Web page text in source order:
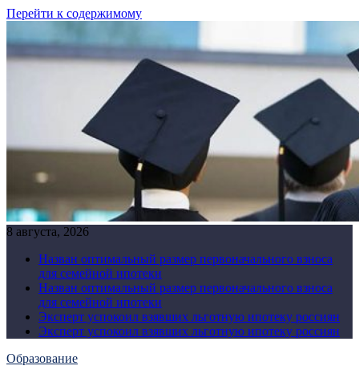
Перейти к содержимому
8 августа, 2026
Назван оптимальный размер первоначального взноса
для семейной ипотеки
Назван оптимальный размер первоначального взноса
для семейной ипотеки
Эксперт успокоил взявших льготную ипотеку россиян
Эксперт успокоил взявших льготную ипотеку россиян
Образование